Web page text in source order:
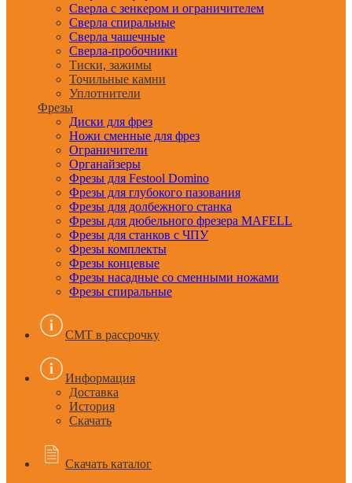
Сверла с зенкером и ограничителем
Сверла спиральные
Сверла чашечные
Сверла-пробочники
Тиски, зажимы
Точильные камни
Уплотнители
Фрезы
Диски для фрез
Ножи сменные для фрез
Ограничители
Органайзеры
Фрезы для Festool Domino
Фрезы для глубокого пазования
Фрезы для долбежного станка
Фрезы для дюбельного фрезера MAFELL
Фрезы для станков с ЧПУ
Фрезы комплекты
Фрезы концевые
Фрезы насадные со сменными ножами
Фрезы спиральные
CMT в рассрочку
Информация
Доставка
История
Скачать
Скачать каталог